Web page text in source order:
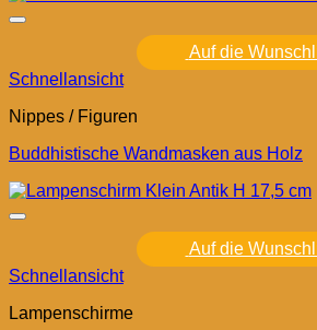
Auf die
Schnellansicht
Nippes / Figuren
Buddhistische Wandmasken aus Holz
Auf die
Schnellansicht
Lampenschirme